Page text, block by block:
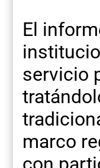
El
servicio
marco